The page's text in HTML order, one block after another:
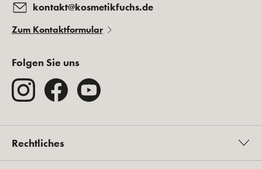
kontakt@kosmetikfuchs.de
Zum Kontaktformular
Folgen Sie uns
Rechtliches